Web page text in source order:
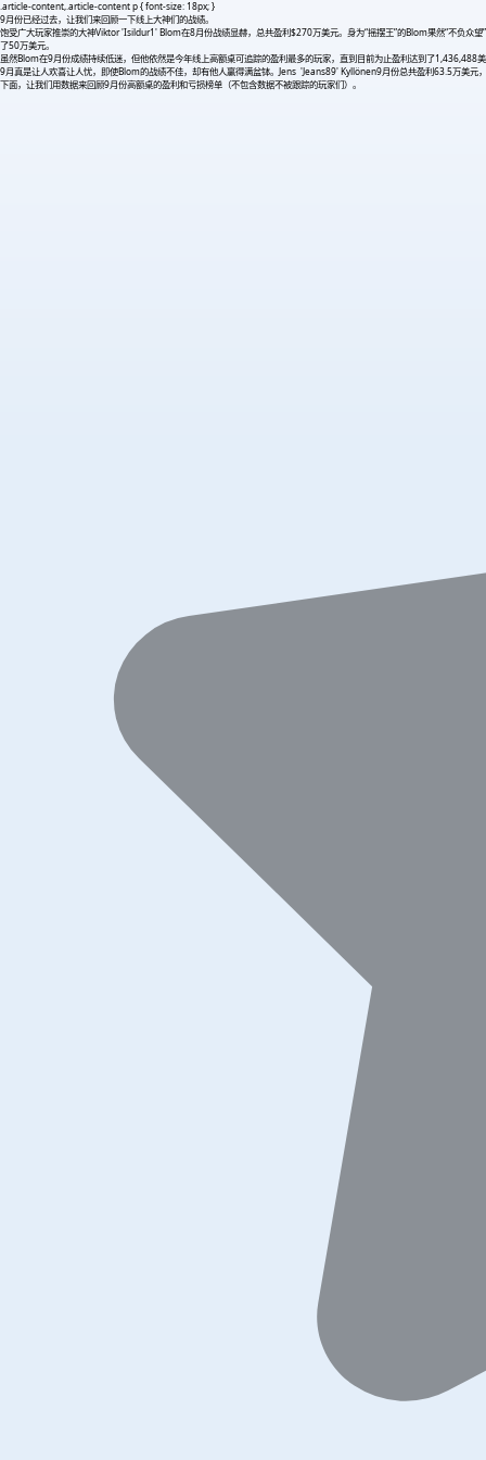
.article-content,.article-content p { font-size: 18px; }
9月份已经过去，让我们来回顾一下线上大神们的战绩。
饱受广大玩家推崇的大神Viktor 'Isildur1' Blom在8月份战绩显赫，总共盈利$270万美元。身为“摇摆王”的Blom果然“不负众
了50万美元。
虽然Blom在9月份成绩持续低迷，但他依然是今年线上高额桌可追踪的盈利最多的玩家，直到目前为止盈利达到了1,436,488
9月真是让人欢喜让人忧，即使Blom的战绩不佳，却有他人赢得满盆钵。Jens 'Jeans89' Kyllönen9月份总共盈利63.5万美
下面，让我们用数据来回顾9月份高额桌的盈利和亏损榜单（不包含数据不被跟踪的玩家们）。